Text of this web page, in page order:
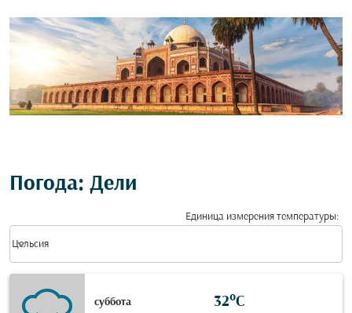
Погода: Дели
Единица измерения температуры:
Цельсия
keyboard_arrow_down
суббота 32°C